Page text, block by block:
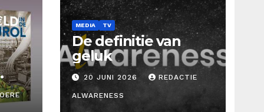
MEDIA TV
De definitie van
geluk
20 JUNI 2026 REDACTIE
ALWARENESS